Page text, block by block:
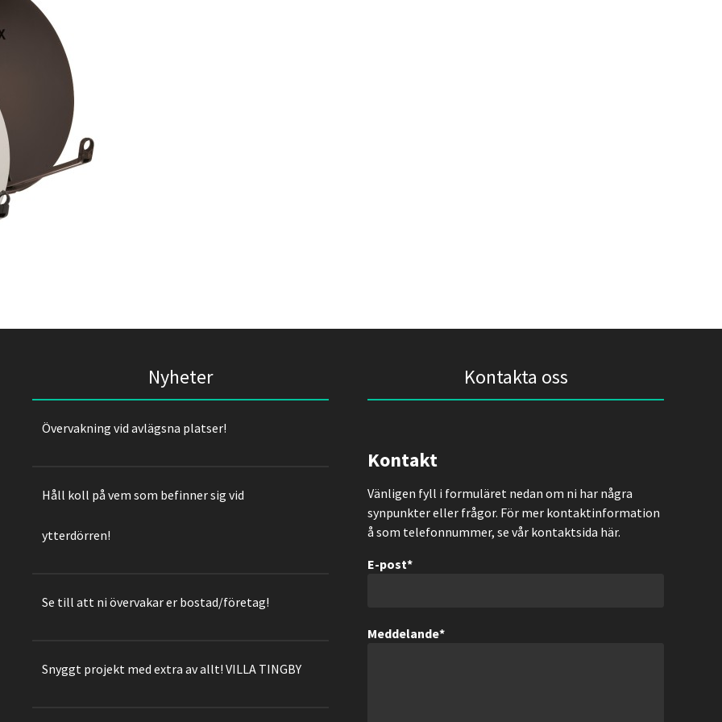
Nyheter
Övervakning vid avlägsna platser!
Håll koll på vem som befinner sig vid
ytterdörren!
Se till att ni övervakar er bostad/företag!
Snyggt projekt med extra av allt! VILLA TINGBY
Kontakta oss
Kontakt
Vänligen fyll i formuläret nedan om ni har några
synpunkter eller frågor. För mer kontaktinformation
å som telefonnummer, se vår kontaktsida här.
E-post*
Meddelande*